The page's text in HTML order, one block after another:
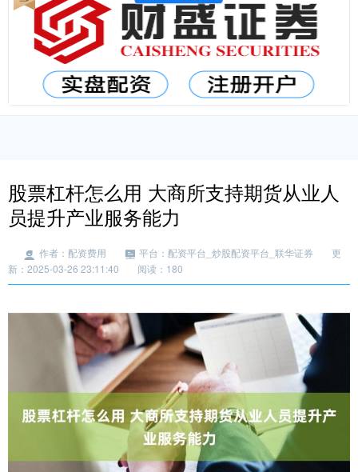
股票杠杆怎么用 大商所支持期货从业人
员提升产业服务能力
作者：配资费用 平台：配资平台_炒股配资平台_联华证券
更
新：2025-03-26 23:11:40
阅读：180